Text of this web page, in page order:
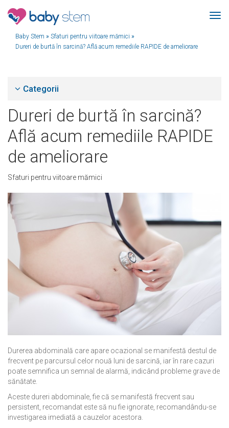
Baby Stem » Sfaturi pentru viitoare mămici »
Dureri de burtă în sarcină? Află acum remediile RAPIDE de ameliorare
Categorii
Dureri de burtă în sarcină?
Află acum remediile RAPIDE
de ameliorare
Sfaturi pentru viitoare mămici
Durerea abdominală care apare ocazional se manifestă destul de
frecvent pe parcursul celor nouă luni de sarcină, iar în rare cazuri
poate semnifica un semnal de alarmă, indicând probleme grave de
sănătate.
Aceste dureri abdominale, fie că se manifestă frecvent sau
persistent, recomandat este să nu fie ignorate, recomandându-se
investigarea imediată a cauzelor acestora.